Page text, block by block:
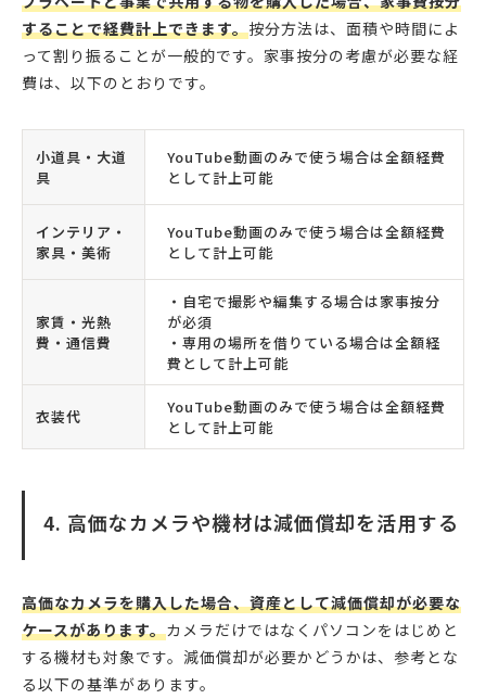
することで経費計上できます。按分方法は、面積や時間によ
って割り振ることが一般的です。家事按分の考慮が必要な経
費は、以下のとおりです。
小道具・大道
具
YouTube動画のみで使う場合は全額経費
として計上可能
インテリア・
家具・美術
YouTube動画のみで使う場合は全額経費
として計上可能
家賃・光熱
費・通信費
・自宅で撮影や編集する場合は家事按分
が必須
・専用の場所を借りている場合は全額経
費として計上可能
衣装代
YouTube動画のみで使う場合は全額経費
として計上可能
4. 高価なカメラや機材は減価償却を活用する
高価なカメラを購入した場合、資産として減価償却が必要な
ケースがあります。カメラだけではなくパソコンをはじめと
する機材も対象です。減価償却が必要かどうかは、参考とな
る以下の基準があります。